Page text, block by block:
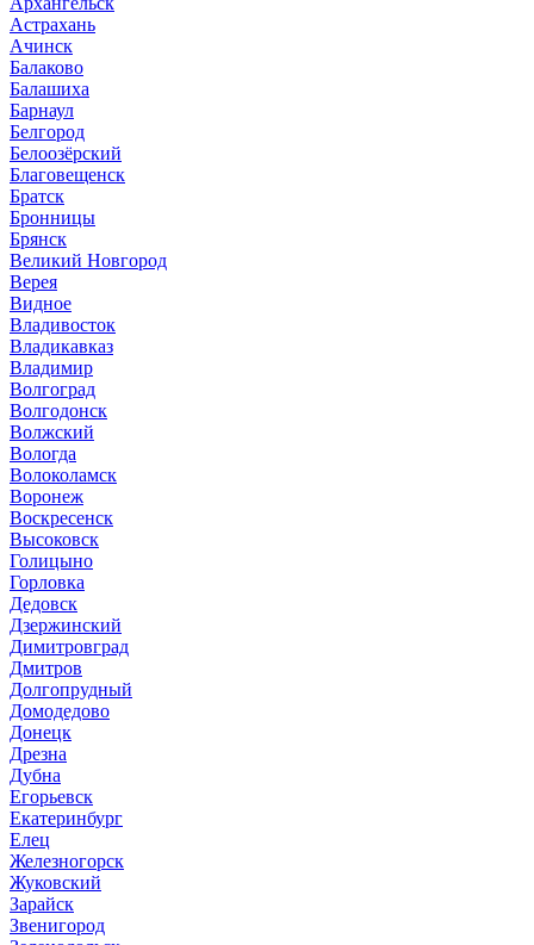
Астрахань
Ачинск
Балаково
Балашиха
Барнаул
Белгород
Белоозёрский
Благовещенск
Братск
Бронницы
Брянск
Великий Новгород
Верея
Видное
Владивосток
Владикавказ
Владимир
Волгоград
Волгодонск
Волжский
Вологда
Волоколамск
Воронеж
Воскресенск
Высоковск
Голицыно
Горловка
Дедовск
Дзержинский
Димитровград
Дмитров
Долгопрудный
Домодедово
Донецк
Дрезна
Дубна
Егорьевск
Екатеринбург
Елец
Железногорск
Жуковский
Зарайск
Звенигород